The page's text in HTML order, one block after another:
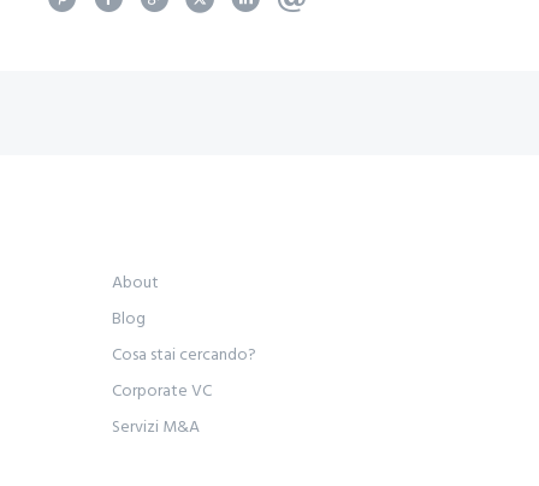
About
Blog
Cosa stai cercando?
Corporate VC
Servizi M&A